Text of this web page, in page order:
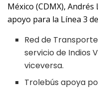
México (CDMX),
apoyo para la Línea 3
Red de
servicio de Indios
viceversa.
Trolebús apoya